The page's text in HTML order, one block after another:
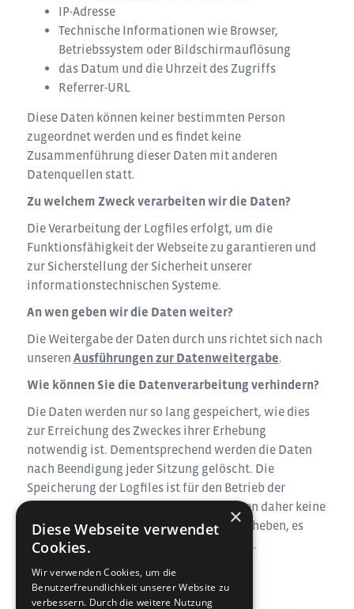
IP-Adresse
Technische Informationen wie Browser,
Betriebssystem oder Bildschirmauflösung
das Datum und die Uhrzeit des Zugriffs
Referrer-URL
Diese Daten können keiner bestimmten Person
zugeordnet werden und es findet keine
Zusammenführung dieser Daten mit anderen
Datenquellen statt.
Zu welchem Zweck verarbeiten wir die Daten?
Die Verarbeitung der Logfiles erfolgt, um die
Funktionsfähigkeit der Webseite zu garantieren und
zur Sicherstellung der Sicherheit unserer
informationstechnischen Systeme.
An wen geben wir die Daten weiter?
Die Weitergabe der Daten durch uns richtet sich nach
unseren Ausführungen zur Datenweitergabe.
Wie können Sie die Datenverarbeitung verhindern?
Die Daten werden nur so lang gespeichert, wie dies
zur Erreichung des Zweckes ihrer Erhebung
notwendig ist. Dementsprechend werden die Daten
nach Beendigung jeder Sitzung gelöscht. Die
Speicherung der Logfiles ist für den Betrieb der
Webseite zwingend notwendig, Sie haben daher keine
Möglichkeit, dagegen Widerspruch zu erheben, es
denn Sie besuchen unsere Webseite nicht.
Cookies
×
Diese Webseite verwendet
Cookies.
Wir verwenden Cookies, um die
Benutzerfreundlichkeit unserer Website zu
verbessern. Durch die weitere Nutzung